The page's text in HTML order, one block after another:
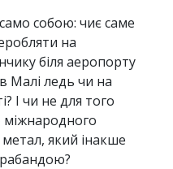
собою: чиє саме
на
біля аеропорту
Малі ледь чи на
І чи не для того
міжнародного
який інакше